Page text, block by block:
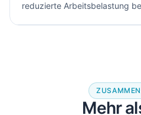
reduzierte Arbeitsbelastung
Mehr